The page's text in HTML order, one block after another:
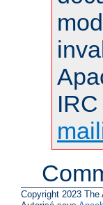
Copyright 2023 The